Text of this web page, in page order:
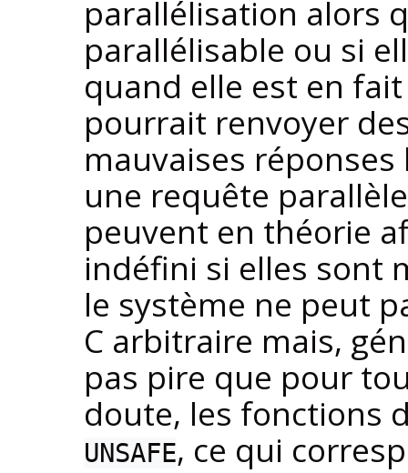
parallélisation alors
parallélisable ou si
quand elle est en
pourrait renvoyer
mauvaises
une requête
peuvent en théorie
indéfini si elles sont
le système ne peut
C arbitraire mais,
pas pire que pour
doute, les fonctions
UNSAFE, ce qui